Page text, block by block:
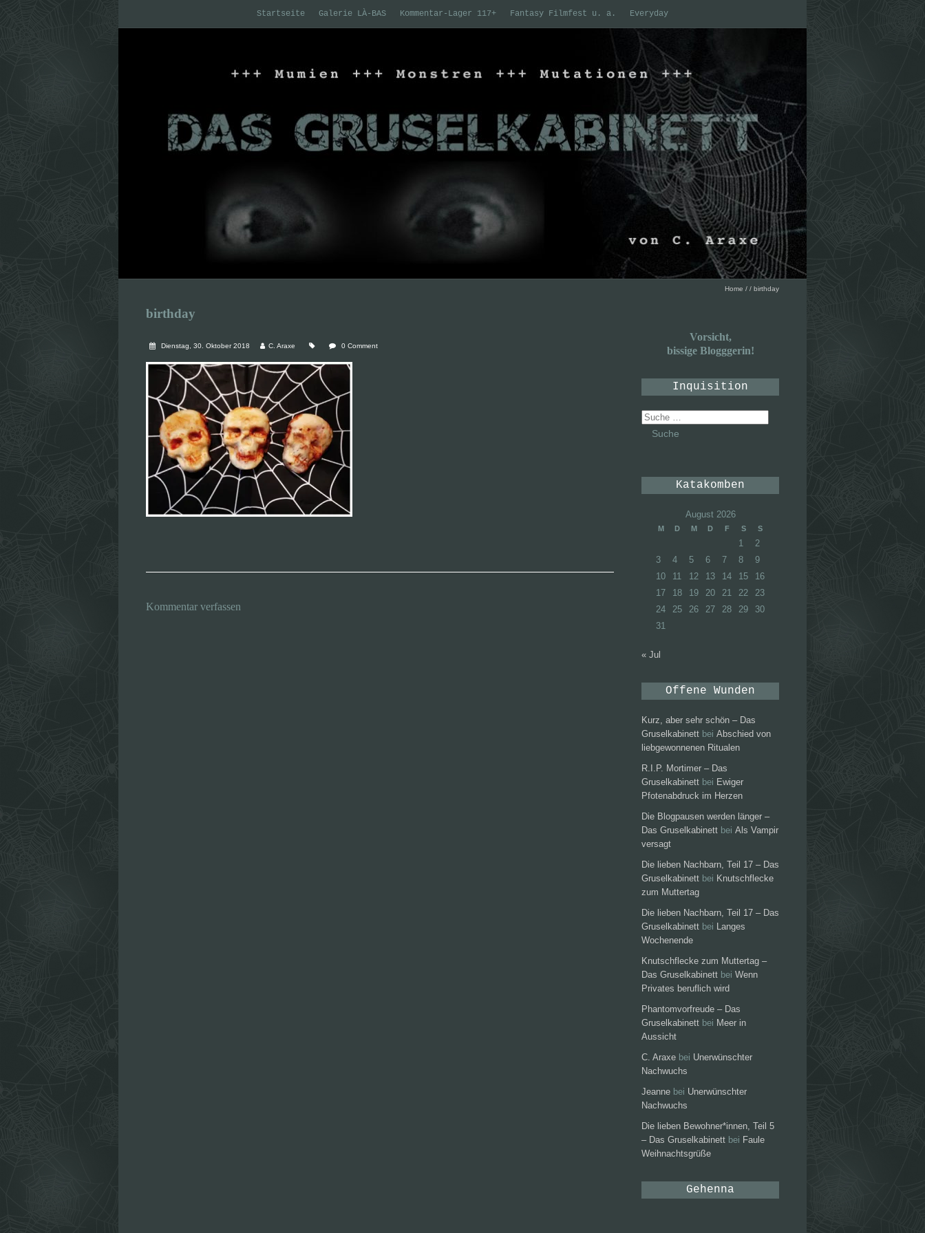
Startseite Galerie LÀ-BAS Kommentar-Lager 117+ Fantasy Filmfest u. a. Everyday
Home / / birthday
birthday
Dienstag, 30. Oktober 2018 C. Araxe 0 Comment
Kommentar verfassen
Vorsicht,
bissige Blogggerin!
Inquisition
Suche
nach:
Katakomben
August 2026
M D M D F S S
1
2
3
4 5 6 7 8
9
10
11 12 13 14 15
16
17
18 19 20 21 22
23
24
25 26 27 28 29
30
31
« Jul
Offene Wunden
Kurz, aber sehr schön – Das
Gruselkabinett bei Abschied von
liebgewonnenen Ritualen
R.I.P. Mortimer – Das
Gruselkabinett bei Ewiger
Pfotenabdruck im Herzen
Die Blogpausen werden länger –
Das Gruselkabinett bei Als Vampir
versagt
Die lieben Nachbarn, Teil 17 – Das
Gruselkabinett bei Knutschflecke
zum Muttertag
Die lieben Nachbarn, Teil 17 – Das
Gruselkabinett bei Langes
Wochenende
Knutschflecke zum Muttertag –
Das Gruselkabinett bei Wenn
Privates beruflich wird
Phantomvorfreude – Das
Gruselkabinett bei Meer in
Aussicht
C. Araxe bei Unerwünschter
Nachwuchs
Jeanne bei Unerwünschter
Nachwuchs
Die lieben Bewohner*innen, Teil 5
– Das Gruselkabinett bei Faule
Weihnachtsgrüße
Gehenna